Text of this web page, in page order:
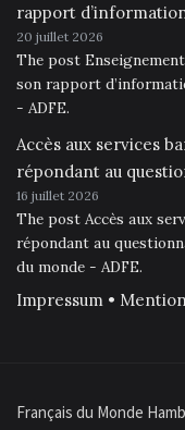
rapport
20 juillet 2026
The post
son rapport
- ADFE.
Accès aux services
répondant au
16 juillet 2026
The post Accès aux
répondant au
du monde - ADFE.
Impressum •
Français du Monde